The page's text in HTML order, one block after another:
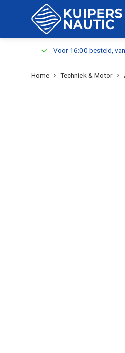
Voor 16:00 besteld,
Home Techniek & Motor